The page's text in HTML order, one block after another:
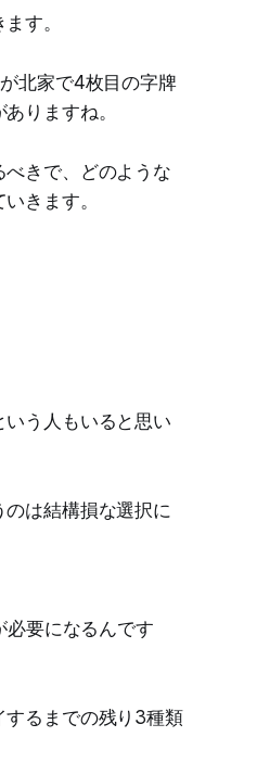
す。
北家で4枚目の字牌
りますね。
きで、どのような
きます。
う人もいると思い
は結構損な選択に
必要になるんです
するまでの残り3種類